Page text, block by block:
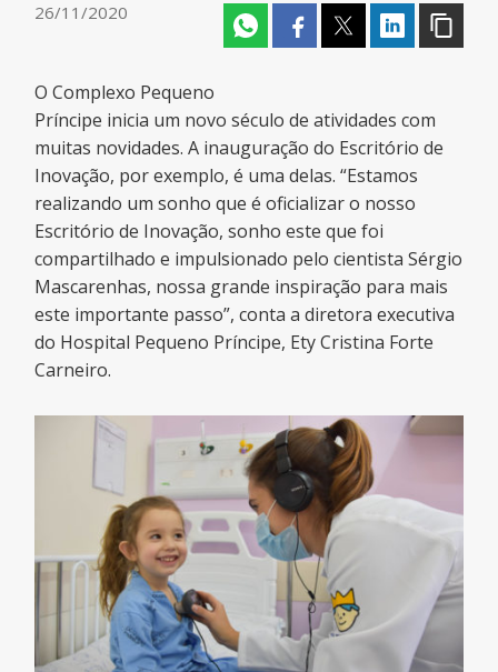
26/11/2020
O Complexo Pequeno
Príncipe inicia um novo século de atividades com
muitas novidades. A inauguração do Escritório de
Inovação, por exemplo, é uma delas. “Estamos
realizando um sonho que é oficializar o nosso
Escritório de Inovação, sonho este que foi
compartilhado e impulsionado pelo cientista Sérgio
Mascarenhas, nossa grande inspiração para mais
este importante passo”, conta a diretora executiva
do Hospital Pequeno Príncipe, Ety Cristina Forte
Carneiro.